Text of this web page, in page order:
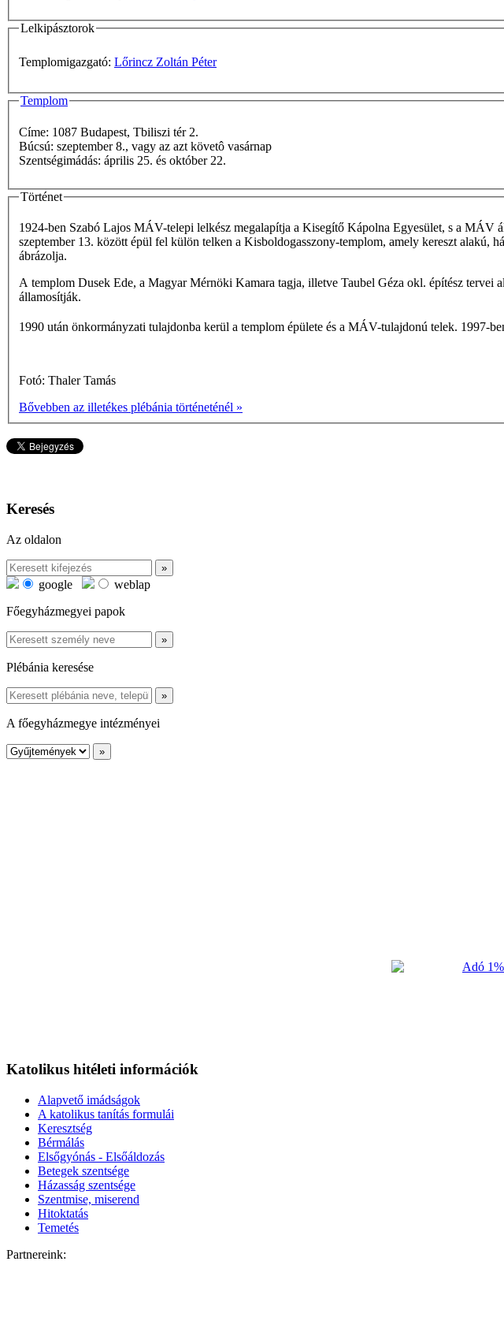
Lelkipásztorok
Templomigazgató: Lőrincz Zoltán Péter
Templom
Címe: 1087 Budapest, Tbiliszi tér 2.
Búcsú: szeptember 8., vagy az azt követô vasárnap
Szentségimádás: április 25. és október 22.
Történet
1924-ben Szabó Lajos MÁV-telepi lelkész megalapítja a Kisegítő Kápolna Egyesület, s a MÁV
szeptember 13. között épül fel külön telken a Kisboldogasszony-templom, amely kereszt
ábrázolja.
A templom Dusek Ede, a Magyar Mérnöki Kamara tagja, illetve Taubel Géza okl. építész
államosítják.
1990 után önkormányzati tulajdonba kerül a templom épülete és a MÁV-tulajdonú telek. 1997-
Fotó: Thaler Tamás
Bővebben az illetékes plébánia történeténél »
Keresés
Az oldalon
google
weblap
Főegyházmegyei papok
Plébánia keresése
A főegyházmegye intézményei
Katolikus hitéleti információk
Alapvető imádságok
A katolikus tanítás formulái
Keresztség
Bérmálás
Elsőgyónás - Elsőáldozás
Betegek szentsége
Házasság szentsége
Szentmise, miserend
Hitoktatás
Temetés
Partnereink: